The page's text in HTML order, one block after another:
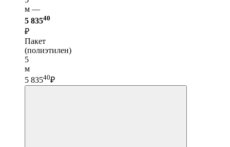
м —
5 83540
₽
Пакет
(полиэтилен)
5
м
5 83540₽